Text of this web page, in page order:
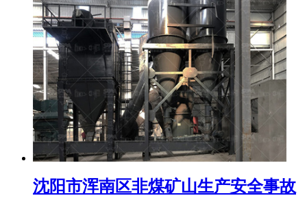
沈阳市浑南区非煤矿山生产安全事故